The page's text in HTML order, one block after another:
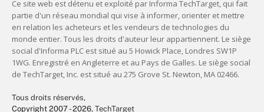
Tous droits réservés,
Copyright 2007 - 2026, TechTarget